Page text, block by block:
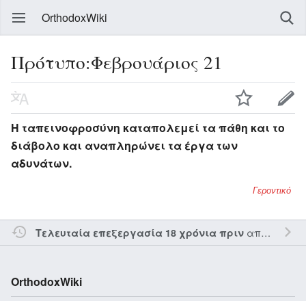
OrthodoxWiki
Πρότυπο:Φεβρουάριος 21
Η ταπεινοφροσύνη καταπολεμεί τα πάθη και το
διάβολο και αναπληρώνει τα έργα των
αδυνάτων.
Γεροντικό
Τελευταία επεξεργασία 18 χρόνια πριναπό τον την
OrthodoxWiki